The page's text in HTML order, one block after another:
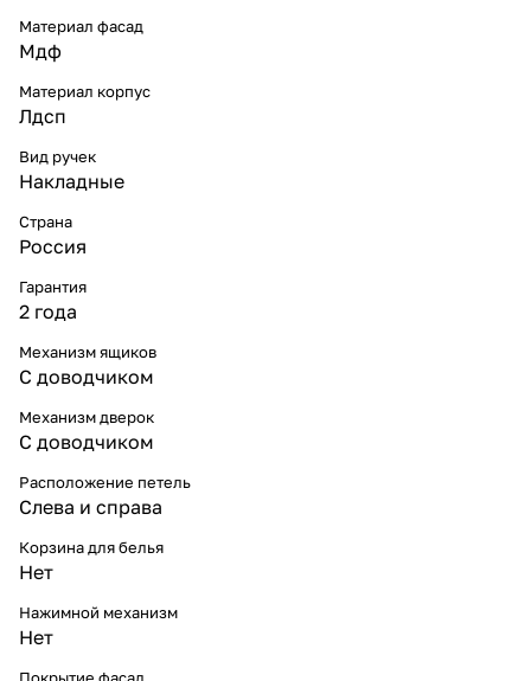
Материал фасад
Мдф
Материал корпус
Лдсп
Вид ручек
Накладные
Страна
Россия
Гарантия
2 года
Механизм ящиков
С доводчиком
Механизм дверок
С доводчиком
Расположение петель
Слева и справа
Корзина для белья
Нет
Нажимной механизм
Нет